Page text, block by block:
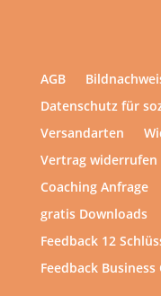
AGB
Datenschutz für
Versandarten
Vertrag widerrufen
Coaching Anfrage
gratis Downloads
Feedback 12
Feedback Business